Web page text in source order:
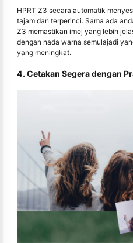
HPRT Z3 secara automatik
tajam dan terperinci. Sama ada
Z3 memastikan imej yang lebih
dengan nada warna semulajadi
yang meningkat.
4. Cetakan Segera dengan